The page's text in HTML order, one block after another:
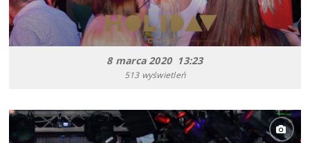
8 marca 2020 13:23
513 wyświetleń